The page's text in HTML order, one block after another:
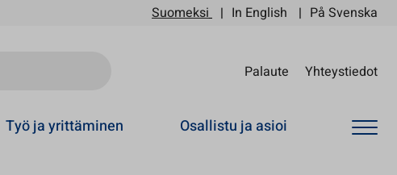
Suomeksi In English På Svenska
Palaute Yhteystiedot
Työ ja yrittäminen Osallistu ja asioi